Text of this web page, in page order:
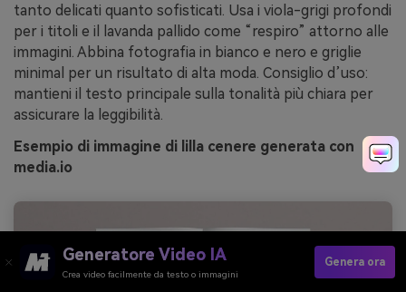
tanto delicati quanto sofisticati. Usa i viola-grigi profondi
per i titoli e il lavanda pallido come “respiro” attorno alle
immagini. Abbina fotografia in bianco e nero e griglie
minimal per un risultato di alta moda. Consiglio d’uso:
mantieni il testo principale sulla tonalità più chiara per
assicurare la leggibilità.
Esempio di immagine di lilla cenere generata con
media.io
Generatore Video IA
Crea video facilmente da testo o immagini
Genera ora